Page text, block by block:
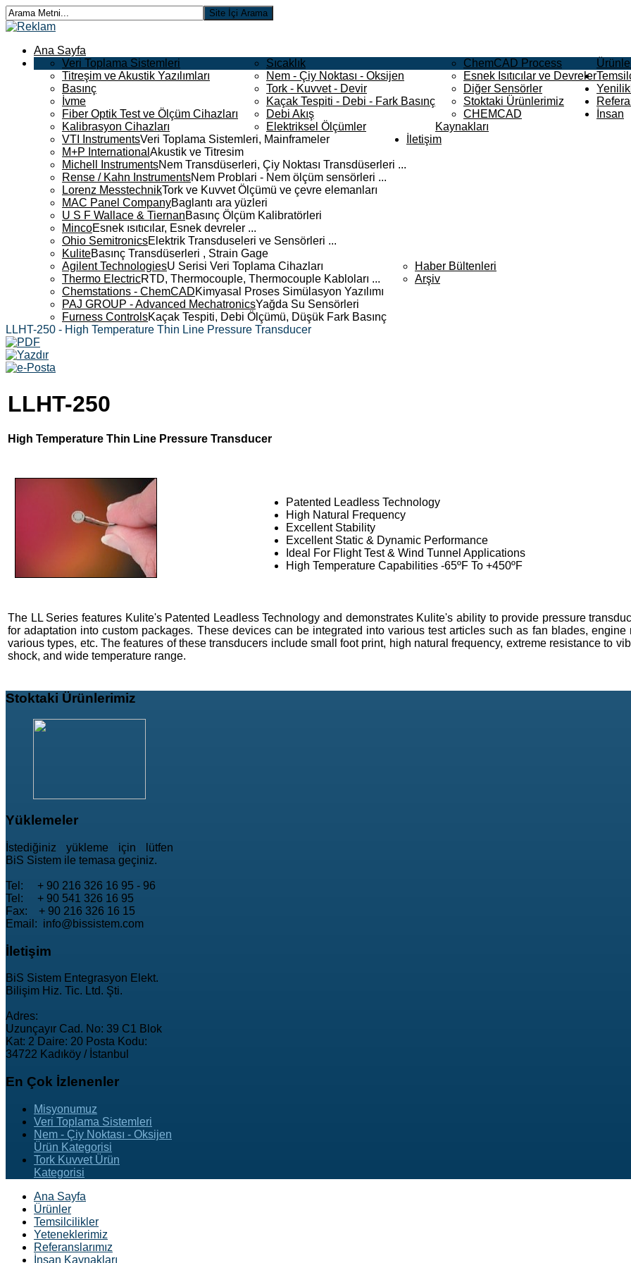
Ana Sayfa
Veri Toplama Sistemleri
Titreşim ve Akustik Yazılımları
Basınç
İvme
Fiber Optik Test ve Ölçüm Cihazları
Kalibrasyon Cihazları
Sıcaklık
Nem - Çiy Noktası - Oksijen
Tork - Kuvvet - Devir
Kaçak Tespiti - Debi - Fark Basınç
Debi Akış
Elektriksel Ölçümler
ChemCAD Process
Esnek Isıtıcılar ve Devreler
Diğer Sensörler
Stoktaki Ürünlerimiz
CHEMCAD
VTI InstrumentsVeri Toplama Sistemleri, Mainframeler
M+P International Akustik ve Titresim
Michell InstrumentsNem Transdüserleri, Çiy Noktası Transdüserleri ...
Rense / Kahn InstrumentsNem Problari - Nem ölçüm sensörleri ...
Lorenz MesstechnikTork ve Kuvvet Ölçümü ve çevre elemanları
MAC Panel CompanyBaglantı ara yüzleri
U S F Wallace & TiernanBasınç Ölçüm Kalibratörleri
MincoEsnek ısıtıcılar, Esnek devreler ...
Ohio SemitronicsElektrik Transduseleri ve Sensörleri ...
KuliteBasınç Transdüserleri , Strain Gage
Agilent TechnologiesU Serisi Veri Toplama Cihazları
Thermo ElectricRTD, Thermocouple, Thermocouple Kabloları ...
Chemstations - ChemCADKimyasal Proses Simülasyon Yazılımı
PAJ GROUP - Advanced MechatronicsYağda Su Sensörleri
Furness ControlsKaçak Tespiti, Debi Ölçümü, Düşük Fark Basınç
Haber Bültenleri
Arşiv
İnsan
Kaynakları
İletişim
LLHT-250 - High Temperature Thin Line Pressure Transducer
LLHT-250
High Temperature Thin Line Pressure Transducer
Patented Leadless Technology
High Natural Frequency
Excellent Stability
Excellent Static & Dynamic Performance
Ideal For Flight Test & Wind Tunnel Applications
High Temperature Capabilities -65ºF To +450ºF
The LL Series features Kulite's Patented Leadless Technology and demonstrates Kulite's ability to provide pressure
for adaptation into custom packages. These devices can be integrated into various test articles such as fan blades, engine
various types, etc. The features of these transducers include small foot print, high natural frequency, extreme resistance to
shock, and wide temperature range.
Stoktaki Ürünlerimiz
Yüklemeler
İstediğiniz yükleme için lütfen
BiS Sistem ile temasa geçiniz.
Tel: + 90 216 326 16 95 - 96
Tel: + 90 541 326 16 95
Fax: + 90 216 326 16 15
Email: info@bissistem.com
İletişim
BiS Sistem Entegrasyon Elekt.
Bilişim Hiz. Tic. Ltd. Şti.
Adres:
Uzunçayır Cad. No: 39 C1 Blok
Kat: 2 Daire: 20 Posta Kodu:
34722 Kadıköy / İstanbul
En Çok İzlenenler
Misyonumuz
Veri Toplama Sistemleri
Nem - Çiy Noktası - Oksijen
Ürün Kategorisi
Tork Kuvvet Ürün
Kategorisi
Ana Sayfa
Ürünler
Temsilcilikler
Yeteneklerimiz
Referanslarımız
İnsan Kaynakları